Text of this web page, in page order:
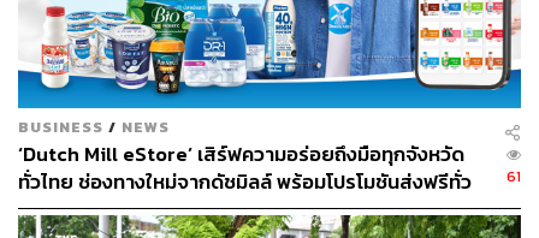
BUSINESS / NEWS
‘Dutch Mill eStore’ เสิร์ฟความอร่อยถึงมือทุกจังหวัด
ทั่วไทย ช่องทางใหม่จากดัชมิลล์ พร้อมโปรโมชันส่งฟรีทั่ว
ประเทศ ส่งไว สั่งก่อนเที่ยง ได้ของวันถัดไป ส่งสินค้าแบบ
61